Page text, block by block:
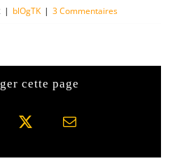
| blOgTK | 3 Commentaires
cette page
X Email